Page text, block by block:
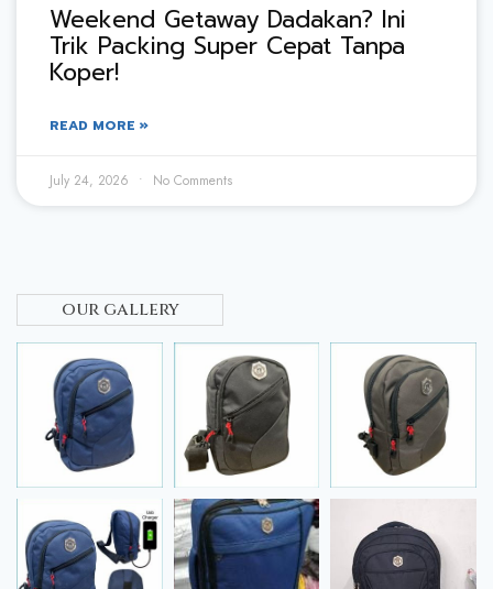
Weekend Getaway Dadakan? Ini
Trik Packing Super Cepat Tanpa
Koper!
READ MORE »
July 24, 2026 No Comments
our gallery